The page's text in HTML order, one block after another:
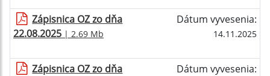
Zápisnica OZ zo dňa
22.08.2025 | 2.69 Mb
Dátum vyvesenia:
14.11.2025
Zápisnica OZ zo dňa
Dátum vyvesenia: